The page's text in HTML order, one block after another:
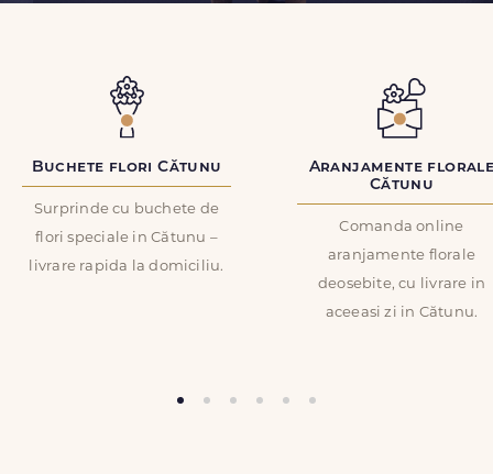
Buchete flori Cătunu
Surprinde cu buchete de
flori speciale in Cătunu –
livrare rapida la domiciliu.
Aranjamente
Cătunu
Comanda online
aranjamente florale
deosebite, cu livrare in
aceeasi zi in Cătunu.